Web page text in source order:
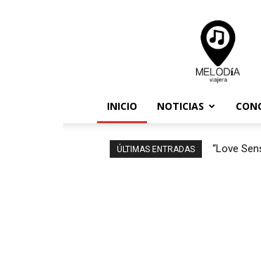
Melodia
Viajera
INICIO NOTICIAS
ÚLTIMAS ENTRADAS “Love